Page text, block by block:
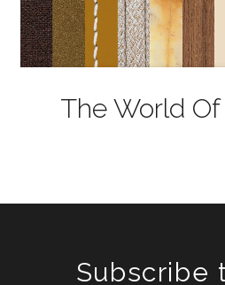
The World
Subscribe